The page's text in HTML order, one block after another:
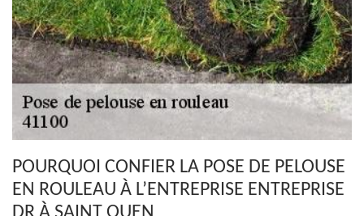
POURQUOI CONFIER LA POSE DE PELOUSE
EN ROULEAU À L’ENTREPRISE ENTREPRISE